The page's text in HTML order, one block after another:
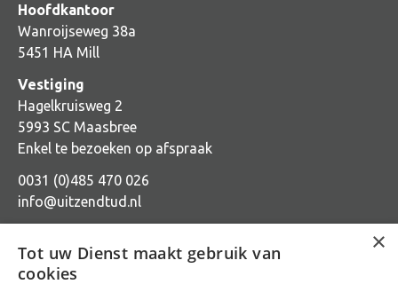
Hoofdkantoor
Wanroijseweg 38a
5451 HA Mill
Vestiging
Hagelkruisweg 2
5993 SC Maasbree
Enkel te bezoeken op afspraak
0031 (0)485 470 026
info@uitzendtud.nl
×
Tot uw Dienst maakt gebruik van
cookies